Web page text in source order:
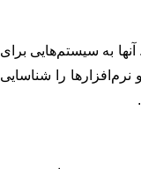
به سیستم‌هایی برای
را شناسایی